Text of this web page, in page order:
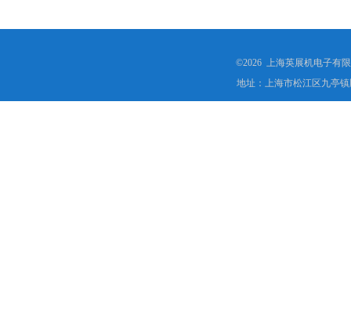
©2026 上海英展机电子有
地址：上海市松江区九亭镇